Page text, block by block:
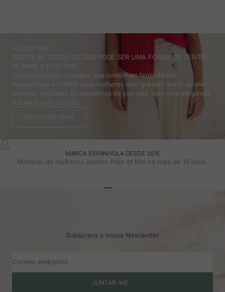
VESTIR-SE TODOS OS DIAS PODE SER UMA FORMA DE SENTIR-
SE MAIS A SI MESMA.
Desenvolvemos coleções que combinam feminilidade,
naturalidade e critério para mulheres que querem sentir-se elas
mesmas em todos os momentos da sua vida, com uma elegância
natural e sem esforço.
DESCUBRE MAIS
MARCA ESPANHOLA DESDE 2015
Milhares de mulheres vestem Polin et Moi há mais de 10 anos.
Subscreva a nossa Newsletter
Correio eletrónico
JUNTAR-ME